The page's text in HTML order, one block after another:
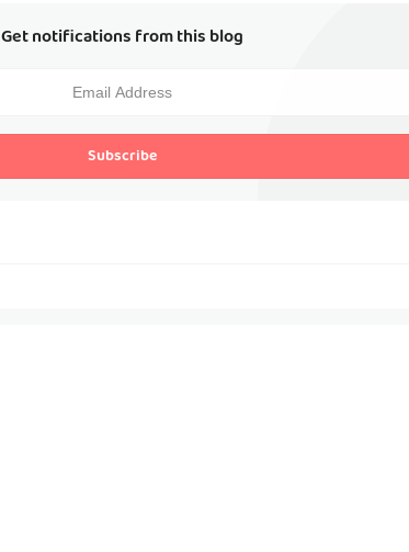
Get notifications from this blog
Subscribe